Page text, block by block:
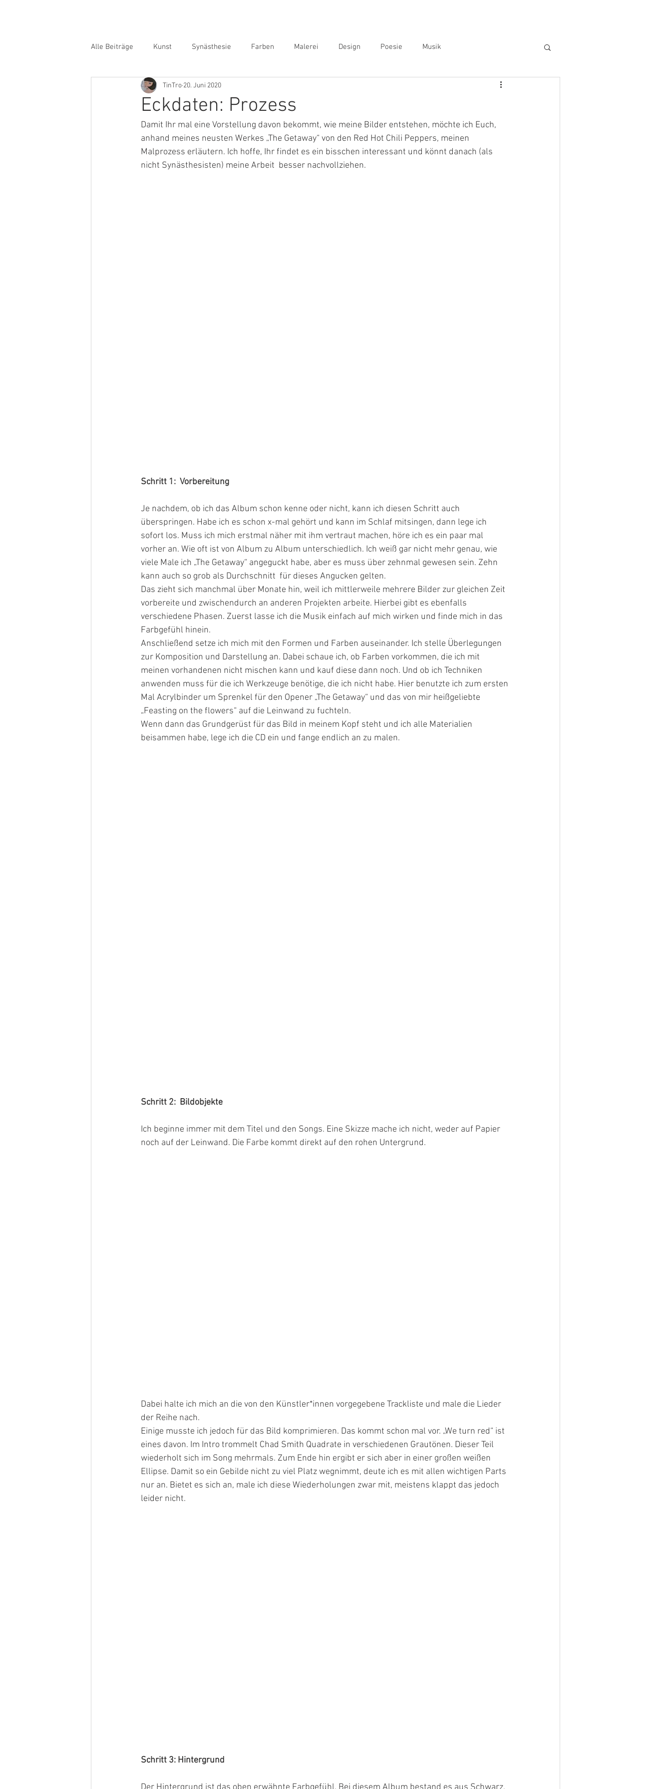
Alle Beiträge Kunst Synästhesie Farben Malerei Design Poesie Musik
Eckdaten: Prozess
TinTro 20. Juni 2020
Damit Ihr mal eine Vorstellung davon bekommt, wie meine Bilder entstehen, möchte ich Euch,
anhand meines neusten Werkes „The Getaway“ von den Red Hot Chili Peppers, meinen
Malprozess erläutern. Ich hoffe, Ihr findet es ein bisschen interessant und könnt danach (als
nicht Synästhesisten) meine Arbeit  besser nachvollziehen.
Schritt 1:  Vorbereitung
Je nachdem, ob ich das Album schon kenne oder nicht, kann ich diesen Schritt auch
überspringen. Habe ich es schon x-mal gehört und kann im Schlaf mitsingen, dann lege ich
sofort los. Muss ich mich erstmal näher mit ihm vertraut machen, höre ich es ein paar mal
vorher an. Wie oft ist von Album zu Album unterschiedlich. Ich weiß gar nicht mehr genau, wie
viele Male ich „The Getaway“ angeguckt habe, aber es muss über zehnmal gewesen sein. Zehn
kann auch so grob als Durchschnitt  für dieses Angucken gelten.
Das zieht sich manchmal über Monate hin, weil ich mittlerweile mehrere Bilder zur gleichen Zeit
vorbereite und zwischendurch an anderen Projekten arbeite. Hierbei gibt es ebenfalls
verschiedene Phasen. Zuerst lasse ich die Musik einfach auf mich wirken und finde mich in das
Farbgefühl hinein.
Anschließend setze ich mich mit den Formen und Farben auseinander. Ich stelle Überlegungen
zur Komposition und Darstellung an. Dabei schaue ich, ob Farben vorkommen, die ich mit
meinen vorhandenen nicht mischen kann und kauf diese dann noch. Und ob ich Techniken
anwenden muss für die ich Werkzeuge benötige, die ich nicht habe. Hier benutzte ich zum ersten
Mal Acrylbinder um Sprenkel für den Opener „The Getaway“ und das von mir heißgeliebte
„Feasting on the flowers“ auf die Leinwand zu fuchteln.
Wenn dann das Grundgerüst für das Bild in meinem Kopf steht und ich alle Materialien
beisammen habe, lege ich die CD ein und fange endlich an zu malen.
Schritt 2:  Bildobjekte
Ich beginne immer mit dem Titel und den Songs. Eine Skizze mache ich nicht, weder auf Papier
noch auf der Leinwand. Die Farbe kommt direkt auf den rohen Untergrund.
Dabei halte ich mich an die von den Künstler*innen vorgegebene Trackliste und male die Lieder
der Reihe nach.
Einige musste ich jedoch für das Bild komprimieren. Das kommt schon mal vor. „We turn red“ ist
eines davon. Im Intro trommelt Chad Smith Quadrate in verschiedenen Grautönen. Dieser Teil
wiederholt sich im Song mehrmals. Zum Ende hin ergibt er sich aber in einer großen weißen
Ellipse. Damit so ein Gebilde nicht zu viel Platz wegnimmt, deute ich es mit allen wichtigen Parts
nur an. Bietet es sich an, male ich diese Wiederholungen zwar mit, meistens klappt das jedoch
leider nicht.
Schritt 3: Hintergrund